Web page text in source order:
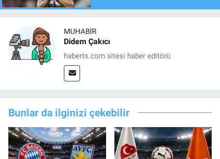
MUHABIR
Didem Çakıcı
haberts.com sitesi haber editörü
Bunlar da ilginizi çekebilir